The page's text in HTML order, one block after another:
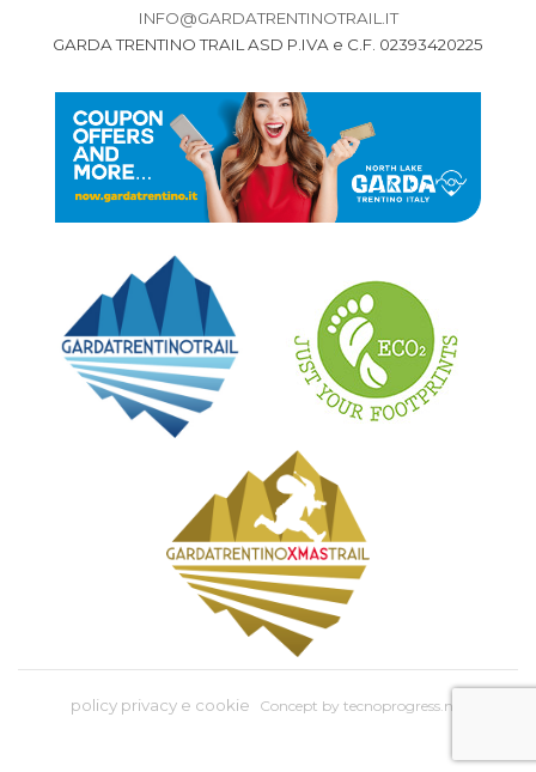
INFO@GARDATRENTINOTRAIL.IT
GARDA TRENTINO TRAIL ASD P.IVA e C.F. 02393420225
policy privacy e cookie Concept by tecnoprogress.net